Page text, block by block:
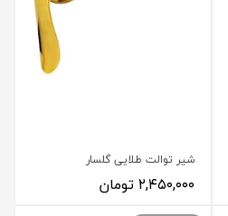
شیر توالت طلایی گلسار
۲,۴۵۰,۰۰۰ تومان